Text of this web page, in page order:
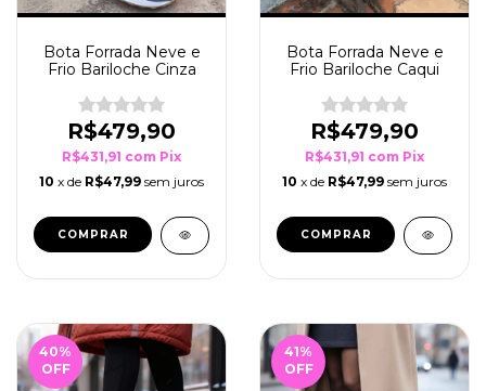
Bota Forrada Neve e
Frio Bariloche Cinza
R$479,90
R$431,91 com Pix
10 x de R$47,99 sem juros
COMPRAR
Bota Forrada Neve e
Frio Bariloche Caqui
R$479,90
R$431,91 com Pix
10 x de R$47,99 sem juros
COMPRAR
40%
OFF
41%
OFF